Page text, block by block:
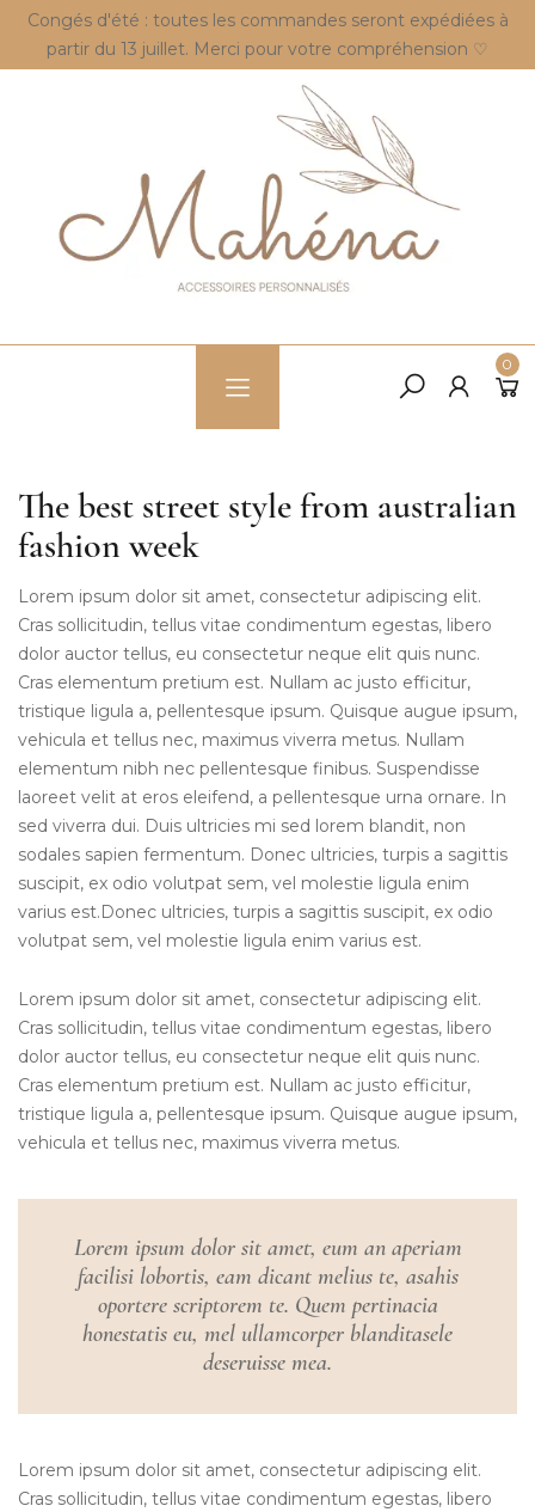
Congés d'été : toutes les commandes seront expédiées à
partir du 13 juillet. Merci pour votre compréhension ♡
0
The best street style from australian
fashion week
Lorem ipsum dolor sit amet, consectetur adipiscing elit.
Cras sollicitudin, tellus vitae condimentum egestas, libero
dolor auctor tellus, eu consectetur neque elit quis nunc.
Cras elementum pretium est. Nullam ac justo efficitur,
tristique ligula a, pellentesque ipsum. Quisque augue ipsum,
vehicula et tellus nec, maximus viverra metus. Nullam
elementum nibh nec pellentesque finibus. Suspendisse
laoreet velit at eros eleifend, a pellentesque urna ornare. In
sed viverra dui. Duis ultricies mi sed lorem blandit, non
sodales sapien fermentum. Donec ultricies, turpis a sagittis
suscipit, ex odio volutpat sem, vel molestie ligula enim
varius est.Donec ultricies, turpis a sagittis suscipit, ex odio
volutpat sem, vel molestie ligula enim varius est.
Lorem ipsum dolor sit amet, consectetur adipiscing elit.
Cras sollicitudin, tellus vitae condimentum egestas, libero
dolor auctor tellus, eu consectetur neque elit quis nunc.
Cras elementum pretium est. Nullam ac justo efficitur,
tristique ligula a, pellentesque ipsum. Quisque augue ipsum,
vehicula et tellus nec, maximus viverra metus.
Lorem ipsum dolor sit amet, eum an aperiam
facilisi lobortis, eam dicant melius te, asahis
oportere scriptorem te. Quem pertinacia
honestatis eu, mel ullamcorper blanditasele
deseruisse mea.
Lorem ipsum dolor sit amet, consectetur adipiscing elit.
Cras sollicitudin, tellus vitae condimentum egestas, libero